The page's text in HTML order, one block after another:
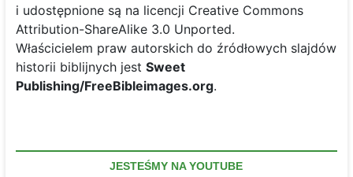
i udostępnione są na licencji Creative Commons
Attribution-ShareAlike 3.0 Unported.
Właścicielem praw autorskich do źródłowych slajdów
historii biblijnych jest Sweet
Publishing/FreeBibleimages.org.
JESTEŚMY NA YOUTUBE